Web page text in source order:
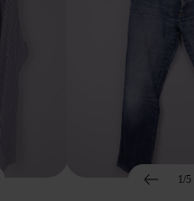
1/5